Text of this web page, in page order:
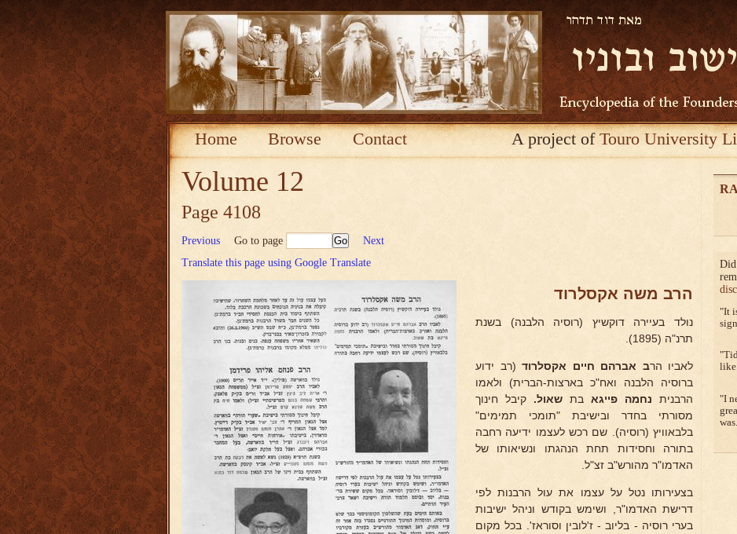
Home Browse Contact A project ofTouro University
Volume 12
Page 4108
Previous Go to page
Next
Translate this page using Google Translate
הרב משה אקסלרוד
נולד בעיירה דוקשיץ (רוסיה הלבנה) בשנת
תרנ"ה (1895).
לאביו הרב אברהם חיים אקסלרוד (רב ידוע
ברוסיה הלבנה ואח"כ בארצות-הברית) ולאמו
הרבנית נחמה פייגא בת שאול. קיבל חינוך
מסורתי בחדר ובישיבת "תומכי תמימים"
בלבאוויץ (רוסיה). שם רכש לעצמו ידיעה רחבה
בתורה וחסידות תחת הנהגתו ונשיאותו של
האדמו"ר מהורש"ב זצ"ל.
בצעירותו נטל על עצמו את עול הרבנות לפי
דרישת האדמו"ר, ושימש בקודש וניהל ישיבות
בערי רוסיה - בליוב - ז'לובין וסוראז'. בכל מקום
It
like
I
was.